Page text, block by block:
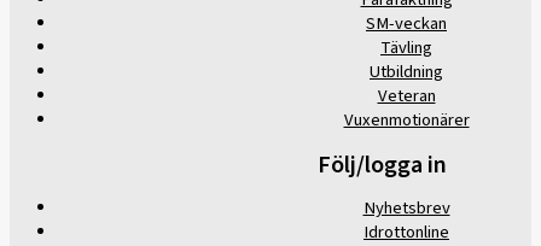
SM-veckan
Tävling
Utbildning
Veteran
Vuxenmotionärer
Följ/logga in
Nyhetsbrev
Idrottonline